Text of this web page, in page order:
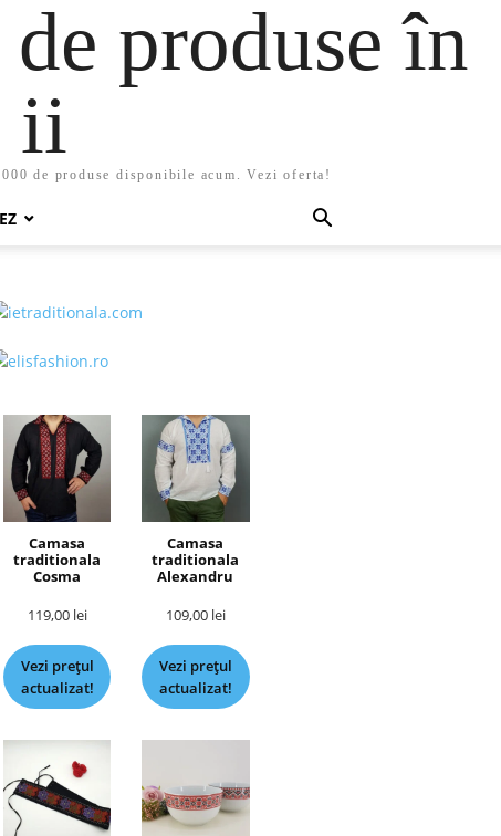
produse în
ii
de produse disponibile acum. Vezi oferta!
Camasa
traditionala
Cosma
119,00 lei
Vezi prețul
actualizat!
Camasa
traditionala
Alexandru
109,00 lei
Vezi prețul
actualizat!